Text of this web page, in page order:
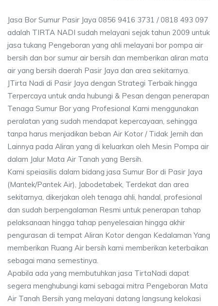
Jasa Bor Sumur Pasir Jaya 0856 9416 3731 / 0818 493 097
adalah TIRTA NADI sudah melayani sejak tahun 2009 untuk
jasa tukang Pengeboran yang ahli melayani bor pompa air
bersih dan bor sumur air bersih dan memberikan aliran mata
air yang bersih daerah Pasir Jaya dan area sekitarnya.
JTirta Nadi di Pasir Jaya dengan Strategi Terbaik hingga
Terpercaya untuk anda hubungi & Pesan dengan penerapan
Tenaga Sumur Bor yang Profesional Kami menggunakan
peralatan yang sudah mendapat kepercayaan, sehingga
tanpa harus menjadikan beban Air Kotor / Tidak Jernih dan
Lainnya pada Aliran yang di keluarkan oleh Mesin Pompa air
dalam Jalur Mata Air Tanah yang Bersih.
Kami speiasilis dalam bidang jasa Sumur Bor di Pasir Jaya
(Mantek/Pantek Air), Jabodetabek, Terdekat dan area
sekitarnya, dikerjakan oleh tenaga ahli, handal, profesional
dan sudah berpengalaman Resmi untuk penerapan tahap
pelaksanaan hingga tahap penyelesaian hingga akhir
pengurasan di tempat Aliran Kotor dengan Kedalaman Yang
memberikan Ruang Air bersih kami memberikan keterbaikan
sebagai mana semestinya.
Apabila ada yang membutuhkan jasa TirtaNadi dapat
segera menghubungi kami sebagai mitra Pengeboran Mata
Air Tanah Bersih yang melayani datang langsung kelokasi